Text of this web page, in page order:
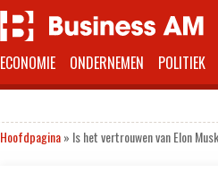
ECONOMIE ONDERNEMEN POLITIEK
Hoofdpagina» Is het vertrouwen van Elon